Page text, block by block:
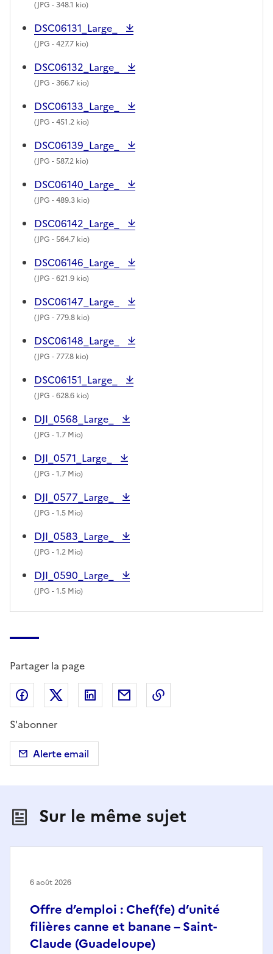
(JPG - 348.1 kio)
DSC06131_Large_
(JPG - 427.7 kio)
DSC06132_Large_
(JPG - 366.7 kio)
DSC06133_Large_
(JPG - 451.2 kio)
DSC06139_Large_
(JPG - 587.2 kio)
DSC06140_Large_
(JPG - 489.3 kio)
DSC06142_Large_
(JPG - 564.7 kio)
DSC06146_Large_
(JPG - 621.9 kio)
DSC06147_Large_
(JPG - 779.8 kio)
DSC06148_Large_
(JPG - 777.8 kio)
DSC06151_Large_
(JPG - 628.6 kio)
DJI_0568_Large_
(JPG - 1.7 Mio)
DJI_0571_Large_
(JPG - 1.7 Mio)
DJI_0577_Large_
(JPG - 1.5 Mio)
DJI_0583_Large_
(JPG - 1.2 Mio)
DJI_0590_Large_
(JPG - 1.5 Mio)
Partager la page
Partager sur Facebook
Partager sur X (anciennement Twitter)
Partager sur LinkedIn
Partager par email
S'abonner
Alerte email
Sur le même sujet
Offre d’emploi : Chef(fe) d’unité
filières canne et banane – Saint-
Claude (Guadeloupe)
6 août 2026